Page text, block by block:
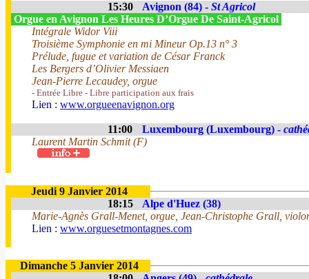
15:30 Avignon (84) - St Agricol
Orgue en Avignon Les Heures D’Orgue De Saint-Agricol
Intégrale Widor Viii
Troisième Symphonie en mi Mineur Op.13 n° 3
Prélude, fugue et variation de César Franck
Les Bergers d’Olivier Messiaen
Jean-Pierre Lecaudey, orgue
- Entrée Libre - Libre participation aux frais
Lien : www.orgueenavignon.org
11:00 Luxembourg (Luxembourg) -
Laurent Martin Schmit (F)
Jeudi 9 Janvier 2014
18:15
Alpe d'Huez (38)
Marie-Agnès Grall-Menet, orgue, Jean-Christophe Grall,
Lien : www.orguesetmontagnes.com
Dimanche 5 Janvier 2014